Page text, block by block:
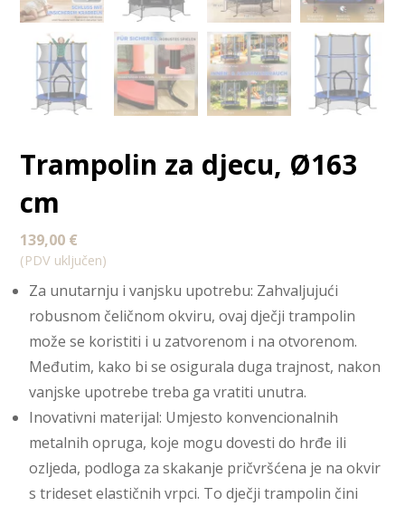
Trampolin za djecu, Ø163
cm
139,00 €
(PDV uključen)
Za unutarnju i vanjsku upotrebu: Zahvaljujući
robusnom čeličnom okviru, ovaj dječji trampolin
može se koristiti i u zatvorenom i na otvorenom.
Međutim, kako bi se osigurala duga trajnost, nakon
vanjske upotrebe treba ga vratiti unutra.
Inovativni materijal: Umjesto konvencionalnih
metalnih opruga, koje mogu dovesti do hrđe ili
ozljeda, podloga za skakanje pričvršćena je na okvir
s trideset elastičnih vrpci. To dječji trampolin čini